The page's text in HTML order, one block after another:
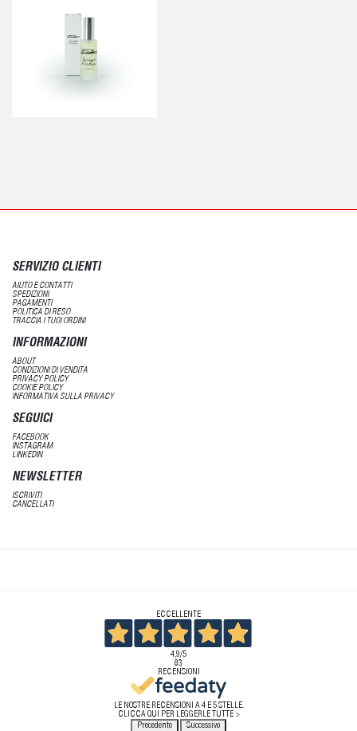
SERVIZIO CLIENTI
AIUTO E CONTATTI
SPEDIZIONI
PAGAMENTI
POLITICA DI RESO
TRACCIA I TUOI ORDINI
INFORMAZIONI
ABOUT
CONDIZIONI DI VENDITA
PRIVACY POLICY
COOKIE POLICY
INFORMATIVA SULLA PRIVACY
SEGUICI
FACEBOOK
INSTAGRAM
LINKEDIN
NEWSLETTER
ISCRIVITI
CANCELLATI
ECCELLENTE
4,9/5
83
RECENSIONI
LE NOSTRE RECENSIONI A 4 E 5 STELLE.
CLICCA QUI PER LEGGERLE TUTTE >
Precedente
Successivo